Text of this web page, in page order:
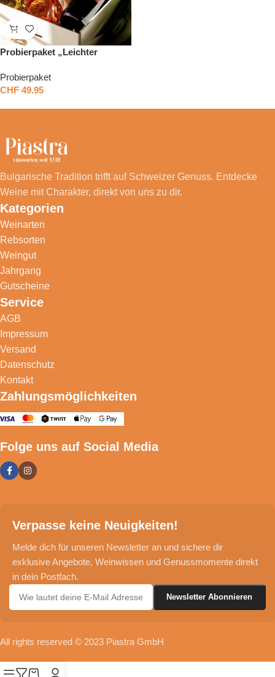
Probierpaket „Leichter
Probierpaket
CHF 49.95
Bulgarische Tradition trifft auf Schweizer Genuss. Entdecke
Weine mit Charakter, direkt von uns zu dir.
Kategorien
Weinarten
Rebsorten
Weingut
Jahrgang
Gutscheine
Service
AGB
Impressum
Versand
Datenschutz
Kontakt
Zahlungsmöglichkeiten
Folge uns auf Social Media
Verpasse keine Neuigkeiten!
Melde dich für unseren Newsletter an und sichere dir
exklusive Angebote, Weinwissen und Genussmomente direkt
in dein Postfach.
All rights reserved © 2023 Piastra GmbH